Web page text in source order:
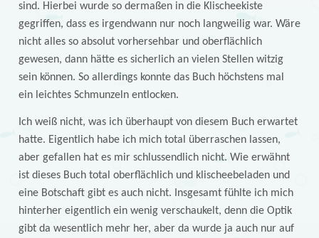
sind. Hierbei wurde so dermaßen in die Klischeekiste
gegriffen, dass es irgendwann nur noch langweilig war. Wäre
nicht alles so absolut vorhersehbar und oberflächlich
gewesen, dann hätte es sicherlich an vielen Stellen witzig
sein können. So allerdings konnte das Buch höchstens mal
ein leichtes Schmunzeln entlocken.
Ich weiß nicht, was ich überhaupt von diesem Buch erwartet
hatte. Eigentlich habe ich mich total überraschen lassen,
aber gefallen hat es mir schlussendlich nicht. Wie erwähnt
ist dieses Buch total oberflächlich und klischeebeladen und
eine Botschaft gibt es auch nicht. Insgesamt fühlte ich mich
hinterher eigentlich ein wenig verschaukelt, denn die Optik
gibt da wesentlich mehr her, aber da wurde ja auch nur auf